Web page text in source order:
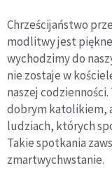
Chrześcijaństwo
modlitwy jest
wychodzimy do
nie zostaje w
naszej
dobrym katolikiem,
ludziach, których
Takie spotkania
zmartwychwstanie.